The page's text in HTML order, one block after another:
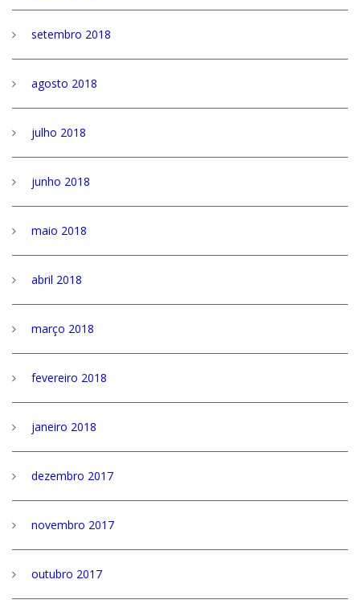
setembro 2018
agosto 2018
julho 2018
junho 2018
maio 2018
abril 2018
março 2018
fevereiro 2018
janeiro 2018
dezembro 2017
novembro 2017
outubro 2017